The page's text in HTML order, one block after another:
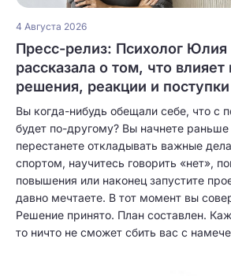
4 Августа 2026
Пресс-релиз: Психолог
рассказала о том, что
решения, реакции и поступки
Вы когда-нибудь обещали себе, что с
будет по-другому? Вы начнете раньше
перестанете откладывать важные
спортом, научитесь говорить «нет»,
повышения или наконец запустите
давно мечтаете. В тот момент вы
Решение принято. План составлен.
то ничто не сможет сбить вас с